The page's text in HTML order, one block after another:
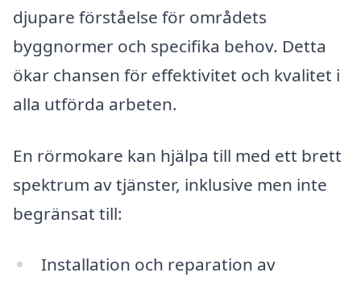
djupare förståelse för områdets
byggnormer och specifika behov. Detta
ökar chansen för effektivitet och kvalitet i
alla utförda arbeten.
En rörmokare kan hjälpa till med ett brett
spektrum av tjänster, inklusive men inte
begränsat till:
Installation och reparation av